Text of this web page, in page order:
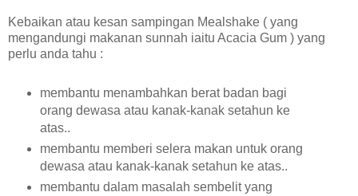
Kebaikan atau kesan sampingan Mealshake ( yang
mengandungi makanan sunnah iaitu Acacia Gum ) yang
perlu anda tahu :
membantu menambahkan berat badan bagi
orang dewasa atau kanak-kanak setahun ke
atas..
membantu memberi selera makan untuk orang
dewasa atau kanak-kanak setahun ke atas..
membantu dalam masalah sembelit yang